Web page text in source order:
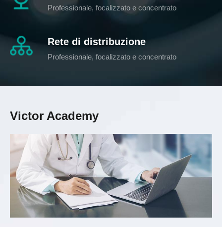
Professionale, focalizzato e concentrato
Rete di distribuzione
Professionale, focalizzato e concentrato
Victor Academy